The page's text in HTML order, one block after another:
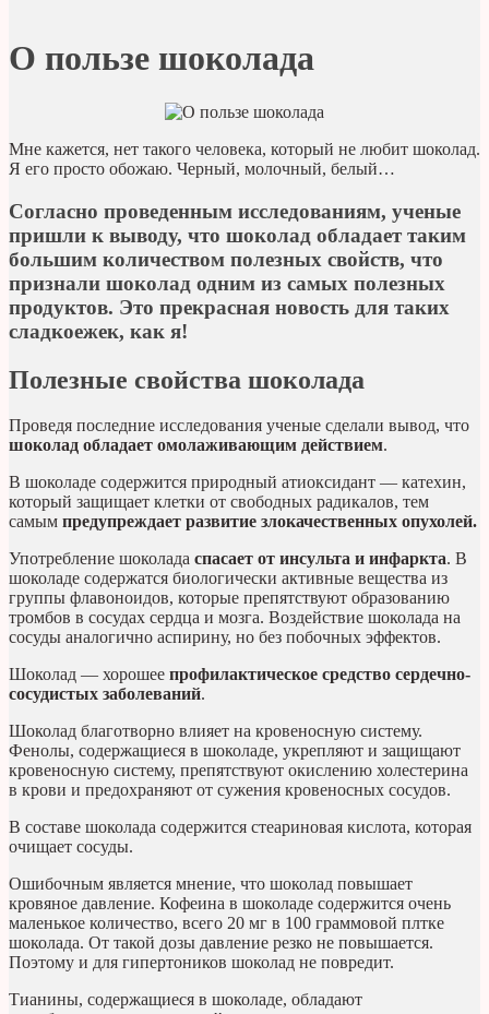
О пользе шоколада
Мне кажется, нет такого человека, который не любит шоколад.
Я его просто обожаю. Черный, молочный, белый…
Согласно проведенным исследованиям, ученые
пришли к выводу, что шоколад обладает таким
большим количеством полезных свойств, что
признали шоколад одним из самых полезных
продуктов. Это прекрасная новость для таких
сладкоежек, как я!
Полезные свойства шоколада
Проведя последние исследования ученые сделали вывод, что
шоколад обладает омолаживающим действием.
В шоколаде содержится природный атиоксидант — катехин,
который защищает клетки от свободных радикалов, тем
самым предупреждает развитие злокачественных опухолей.
Употребление шоколада спасает от инсульта и инфаркта. В
шоколаде содержатся биологически активные вещества из
группы флавоноидов, которые препятствуют образованию
тромбов в сосудах сердца и мозга. Воздействие шоколада на
сосуды аналогично аспирину, но без побочных эффектов.
Шоколад — хорошее профилактическое средство сердечно-
сосудистых заболеваний.
Шоколад благотворно влияет на кровеносную систему.
Фенолы, содержащиеся в шоколаде, укрепляют и защищают
кровеносную систему, препятствуют окислению холестерина
в крови и предохраняют от сужения кровеносных сосудов.
В составе шоколада содержится стеариновая кислота, которая
очищает сосуды.
Ошибочным является мнение, что шоколад повышает
кровяное давление. Кофеина в шоколаде содержится очень
маленькое количество, всего 20 мг в 100 граммовой плтке
шоколада. От такой дозы давление резко не повышается.
Поэтому и для гипертоников шоколад не повредит.
Тианины, содержащиеся в шоколаде, обладают